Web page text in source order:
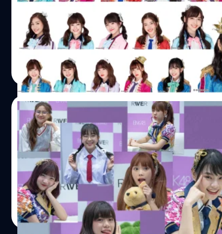
วันนี้ 21 พ.ย. 2561 หลังจากมีประกาศเรื่องงานเลือกตั้งที่จะ
Arena Muang Thong Thani วันนี้มีรายละเอียดต่างๆ ประ
ราคาตั๋ว กติกาการจองที่จะเริ่มเปิดให้จองกันในวันที่ 1 ธันวา
BNK48 Space Mission Concert มาร่วมสร้างคอนเสิร์ตที่ส
มกราคม 2562 ประตูเปิด 8:00 / การแสดงเริ่ม 10:00 ราค
3,800(Standing) / 4,800(Standing)…
Meechok Dechpokasup | 2817 days ago
Read More
21/10/2018
ดาเมจรุนแรงขั้นสุดกับอัลบั้มภาพ + คลิป ในงา
วันที่ 20 ตุลาคม 2561 กับกระแสการตอบรับอย่างล้นหลาม จ
จนทำให้ต้องเพิ่มรอบการถ่ายภาพ 2 Shot ออกเป็นหลายรอ
จะเข้ามาถ่ายรูปกับน้องๆ BNK48 1st Album RIVER 2
ทางการร่วมงานกันตั้งแต่ช่วงเช้า โดยทีมงานได้มีโอกาสเข้า
ซึ่งมีสมาชิก BNK48 ทั้งสิ้น 20 คน ในรอบนี้ ประกอบไปด้วย เ
มิวสิค , น้ำหนึ่ง , เนย , อร…
Meechok Dechpokasup| 2849 days ago
Read More